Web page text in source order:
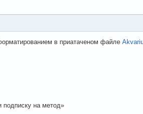
в приатаченом файле
подписку на метод»